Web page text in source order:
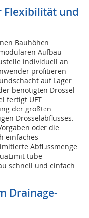
Flexibilität und
Bauhöhen
Aufbau
individuell an
profitieren
auf Lager
benötigten Drossel
fertigt UFT
der größten
Drosselabflusses.
oder die
einfaches
Abflussmenge
tube
schnell und einfach
Drainage-